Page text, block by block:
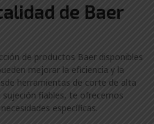
de Baer
de productos Baer disponibles
mejorar la eficiencia y la
herramientas de corte de alta
fiables, te ofrecemos
específicas.